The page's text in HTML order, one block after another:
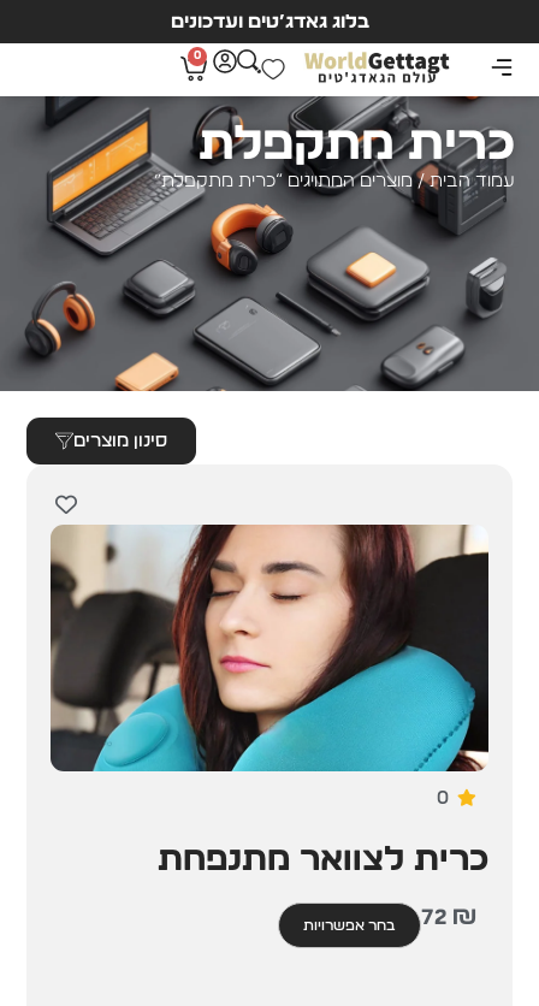
בלוג גאדג’טים ועדכונים
0
כרית מתקפלת
עמוד הבית/ מוצרים המתויגים “כרית מתקפלת”
סינון מוצרים
0
כרית לצוואר מתנפחת
72 ₪ בחר אפשרויות